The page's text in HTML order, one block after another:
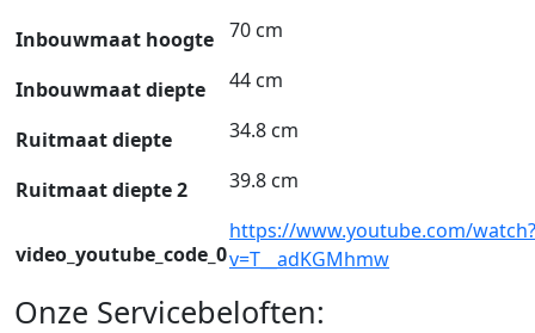
Inbouwmaat hoogte 70 cm
Inbouwmaat diepte 44 cm
Ruitmaat diepte 34.8 cm
Ruitmaat diepte 2 39.8 cm
video_youtube_code_0
https://www.youtube.com/watch?
v=T__adKGMhmw
Onze Servicebeloften: